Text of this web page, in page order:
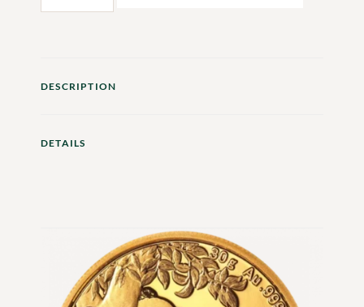
DESCRIPTION
DETAILS